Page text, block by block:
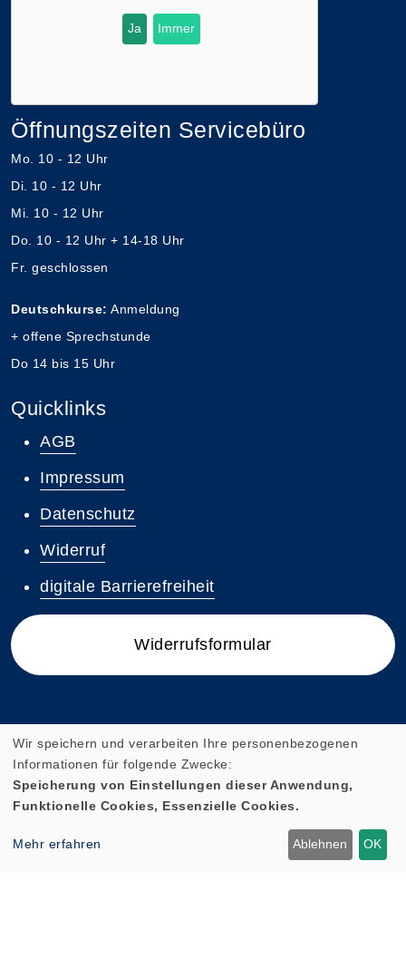
Ja Immer
Öffnungszeiten Servicebüro
Mo. 10 - 12 Uhr
Di. 10 - 12 Uhr
Mi. 10 - 12 Uhr
Do. 10 - 12 Uhr + 14-18 Uhr
Fr. geschlossen
Deutschkurse: Anmeldung
+ offene Sprechstunde
Do 14 bis 15 Uhr
Quicklinks
AGB
Impressum
Datenschutz
Widerruf
digitale Barrierefreiheit
Widerrufsformular
Wir speichern und verarbeiten Ihre personenbezogenen
Informationen für folgende Zwecke:
Speicherung von Einstellungen dieser Anwendung,
Funktionelle Cookies, Essenzielle Cookies.
Mehr erfahren Ablehnen OK